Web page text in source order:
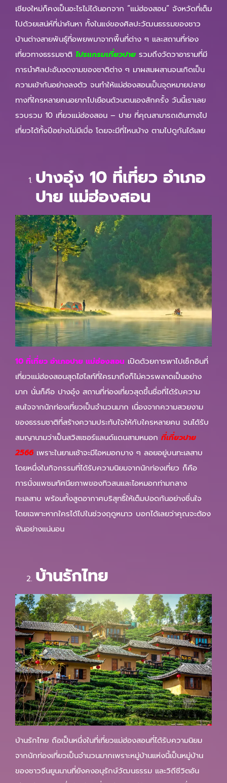
เชียงใหม่ก็คงเป็นอะไรไม่ได้นอกจาก “แม่ฮ่องสอน” จังหวัดที่เต็ม
ไปด้วยเสน่ห์ที่น่าค้นหา ทั้งในแง่ของศิลปะวัฒนธรรมของชาว
บ้านต่างสายพันธุ์ที่อพยพมาจากพื้นที่ต่าง ๆ และสถานที่ท่อง
เที่ยวทางธรรมชาติ โปรแกรมเที่ยวปาย รวมถึงวัดวาอารามที่มี
การนำศิลปะอันงดงามของชาติต่าง ๆ มาผสมผสานจนเกิดเป็น
ความเข้ากันอย่างลงตัว จนทำให้แม่ฮ่องสอนเป็นจุดหมายปลาย
ทางที่ใครหลายคนอยากไปเยือนด้วนตนเองสักครั้ง วันนี้เราเลย
รวบรวม 10 เที่ยวแม่ฮ่องสอน – ปาย ที่คุณสามารถเดินทางไป
เที่ยวได้ทั้งปีอย่างไม่มีเบื่อ โดยจะมีที่ไหนบ้าง ตามไปดูกันได้เลย
ปางอุ๋ง 10 ที่เที่ยว อําเภอ
ปาย แม่ฮ่องสอน
10 ที่เที่ยว อําเภอปาย แม่ฮ่องสอน เปิดด้วยการพาไปเช็กอินที่
เที่ยวแม่ฮ่องสอนสุดไฮไลท์ที่ใครมาถึงก็ไม่ควรพลาดเป็นอย่าง
มาก นั่นก็คือ ปางอุ๋ง สถานที่ท่องเที่ยวสุดขึ้นชื่อที่ได้รับความ
สนใจจากนักท่องเที่ยวเป็นจำนวนมาก เนื่องจากความสวยงาม
ของธรรมชาติที่สร้างความประทับใจให้กับใครหลายคน จนได้รับ
สมญานามว่าเป็นสวิสเซอร์แลนด์แดนสามหมอก ที่เที่ยวปาย
2566 เพราะในยามเช้าจะมีไอหมอกบาง ๆ ลอยอยู่บนทะเลสาบ
โดยหนึ่งในกิจกรรมที่ได้รับความนิยมจากนักท่องเที่ยว ก็คือ
การนั่งแพชมทัศนียภาพของทิวสนและไอหมอกท่ามกลาง
ทะเลสาบ พร้อมทั้งสูดอากาศบริสุทธิ์ให้เต็มปอดกันอย่างชื่นใจ
โดยเฉพาะหากใครได้ไปในช่วงฤดูหนาว บอกได้เลยว่าคุณจะต้อง
ฟินอย่างแน่นอน
บ้านรักไทย
บ้านรักไทย ถือเป็นหนึ่งในที่เที่ยวแม่ฮ่องสอนที่ได้รับความนิยม
จากนักท่องเที่ยวเป็นจำนวนมากเพราะหมู่บ้านแห่งนี้เป็นหมู่บ้าน
ของชาวจีนยูนนานที่ยังคงอนุรักษ์วัฒนธรรม และวิถีชีวิตอัน